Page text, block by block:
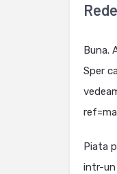
Buna.
Sper
Piata
intr-un